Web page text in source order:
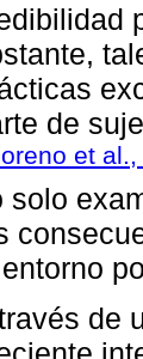
de
et al.,
solo
de